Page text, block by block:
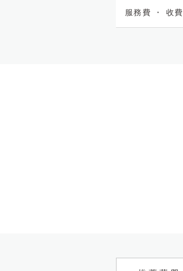
服務費 ・ 收費